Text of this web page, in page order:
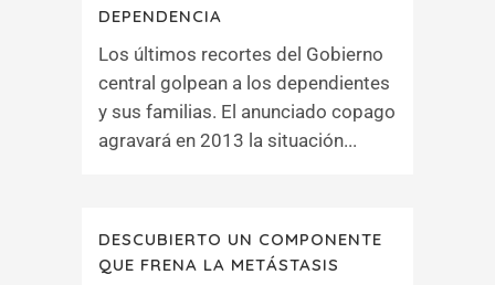
DEPENDENCIA
Los últimos recortes del Gobierno
central golpean a los dependientes
y sus familias. El anunciado copago
agravará en 2013 la situación...
DESCUBIERTO UN COMPONENTE
QUE FRENA LA METÁSTASIS